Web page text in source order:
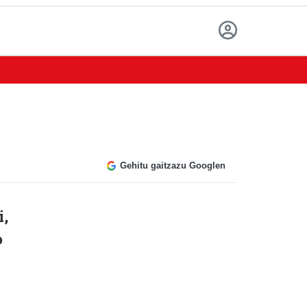
Gehitu gaitzazu Googlen